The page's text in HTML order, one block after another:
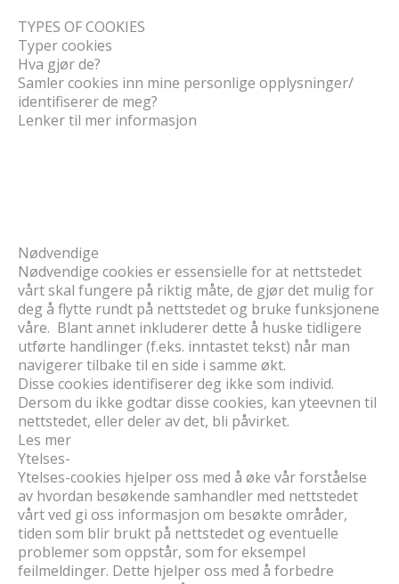
TYPES OF COOKIES
Typer cookies
Hva gjør de?
Samler cookies inn mine personlige opplysninger/
identifiserer de meg?
Lenker til mer informasjon
Nødvendige
Nødvendige cookies er essensielle for at nettstedet
vårt skal fungere på riktig måte, de gjør det mulig for
deg å flytte rundt på nettstedet og bruke funksjonene
våre. Blant annet inkluderer dette å huske tidligere
utførte handlinger (f.eks. inntastet tekst) når man
navigerer tilbake til en side i samme økt.
Disse cookies identifiserer deg ikke som individ.
Dersom du ikke godtar disse cookies, kan yteevnen til
nettstedet, eller deler av det, bli påvirket.
Les mer
Ytelses-
Ytelses-cookies hjelper oss med å øke vår forståelse
av hvordan besøkende samhandler med nettstedet
vårt ved gi oss informasjon om besøkte områder,
tiden som blir brukt på nettstedet og eventuelle
problemer som oppstår, som for eksempel
feilmeldinger. Dette hjelper oss med å forbedre